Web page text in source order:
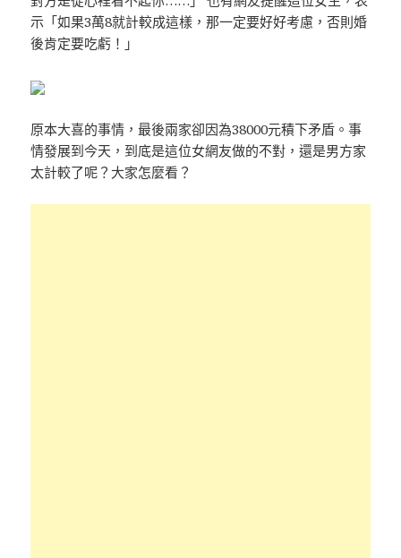
示「如果3萬8就計較成這樣，那一定要好好考慮，否則婚
後肯定要吃虧！」
原本大喜的事情，最後兩家卻因為38000元積下矛盾。事
情發展到今天，到底是這位女網友做的不對，還是男方家
太計較了呢？大家怎麼看？